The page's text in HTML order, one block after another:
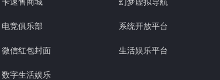
电竞俱乐部
微信红包封面
数字生活娱乐
系统开放平台
生活娱乐平台